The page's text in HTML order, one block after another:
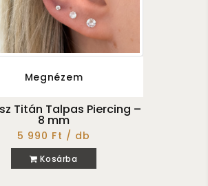
Megnézem
Titán Talpas Piercing –
8 mm
5 990 Ft / db
Kosárba